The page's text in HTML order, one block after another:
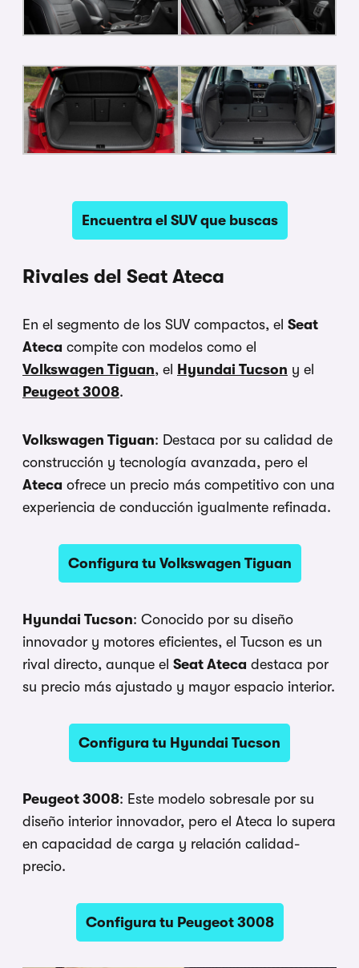
Encuentra el SUV que buscas
Rivales del Seat Ateca
En el segmento de los SUV compactos, el Seat
Ateca compite con modelos como el
Volkswagen Tiguan, el Hyundai Tucson y el
Peugeot 3008.
Volkswagen Tiguan: Destaca por su calidad de
construcción y tecnología avanzada, pero el
Ateca ofrece un precio más competitivo con una
experiencia de conducción igualmente refinada.
Configura tu Volkswagen Tiguan
Hyundai Tucson: Conocido por su diseño
innovador y motores eficientes, el Tucson es un
rival directo, aunque el Seat Ateca destaca por
su precio más ajustado y mayor espacio interior.
Configura tu Hyundai Tucson
Peugeot 3008: Este modelo sobresale por su
diseño interior innovador, pero el Ateca lo supera
en capacidad de carga y relación calidad-
precio.
Configura tu Peugeot 3008